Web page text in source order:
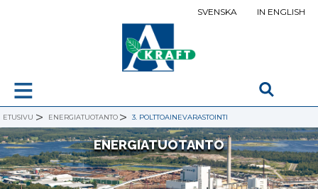
SVENSKA IN ENGLISH
≡
ETUSIVU > ENERGIATUOTANTO > 3. POLTTOAINEVARASTOINTI
ENERGIATUOTANTO